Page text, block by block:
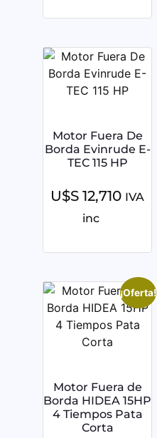
Motor Fuera De
Borda Evinrude E-
TEC 115 HP
U$S 12,710 IVA
inc
¡Oferta!
Motor Fuera de
Borda HIDEA 15HP
4 Tiempos Pata
Corta